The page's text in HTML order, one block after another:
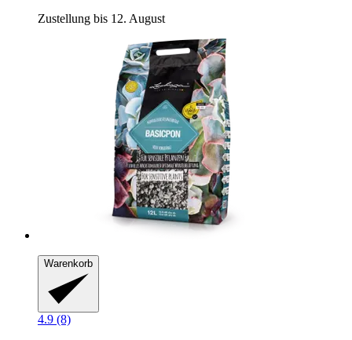
Zustellung bis 12. August
Warenkorb
4.9 (8)